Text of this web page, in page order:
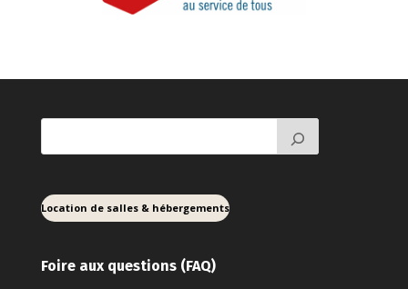
Location de salles & hébergements
Foire aux questions (FAQ)